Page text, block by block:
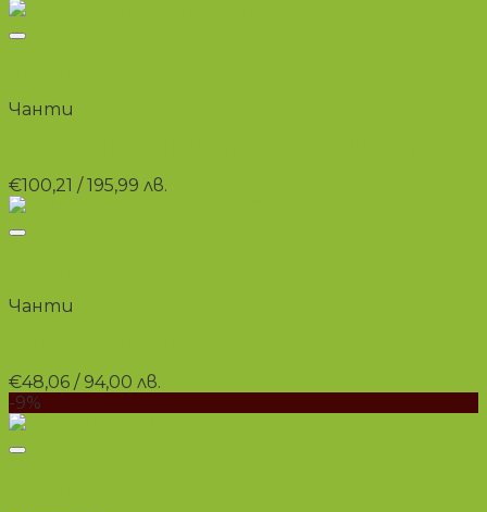
Чанти
€100,21 / 195,99 лв.
Чанти
€48,06 / 94,00 лв.
-9%